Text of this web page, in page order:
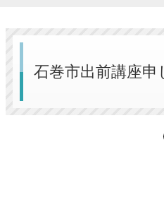
石巻市出前講座申